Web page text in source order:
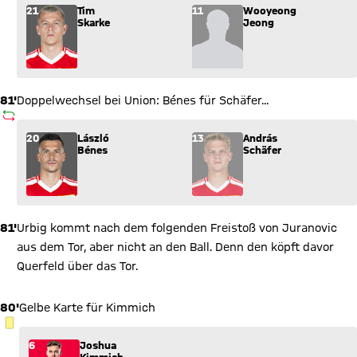
Wechsel: Tim Skarke (21) kommt für Wooyeong Jeong (11)
21
Tim
Skarke
11
Wooyeong
Jeong
81'
AUSWECHSLUNG
Doppelwechsel bei Union: Bénes für Schäfer...
Wechsel: László Bénes (20) kommt für András Schäfer (13)
20
László
Bénes
13
András
Schäfer
81'Urbig kommt nach dem folgenden Freistoß von Juranovic
aus dem Tor, aber nicht an den Ball. Denn den köpft davor
Querfeld über das Tor.
80'
GELBE KARTE
Gelbe Karte für Kimmich
6
Joshua